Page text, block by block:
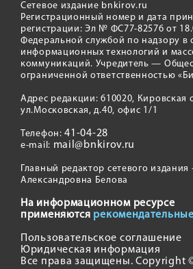
Сетевое издание bnkirov.ru
Регистрационный номер и дата
регистрации: Эл № ФС77-82576 от
Федеральной службой по надзору в
информационных технологий и
коммуникаций. Учредитель —
ограниченной ответственностью
Адрес редакции: 610020, Кировская
ул.Московская, д.40, офис 1/1
Телефон:41-04-28
e-mail: mail@bnkirov.ru
Главный редактор сетевого издания
Александровна Белова
На информационном ресурсе
применяются
Пользовательское соглашение
Юридическая информация
Все права защищены. Copyright